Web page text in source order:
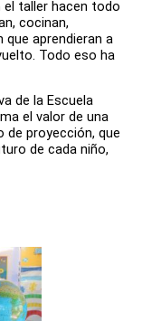
el taller hacen todo
cocinan,
que aprendieran a
Todo eso ha
de la Escuela
el valor de una
de proyección, que
de cada niño,